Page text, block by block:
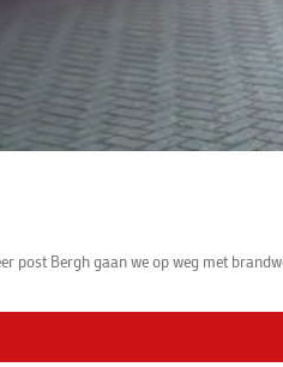
post Bergh gaan we op weg met